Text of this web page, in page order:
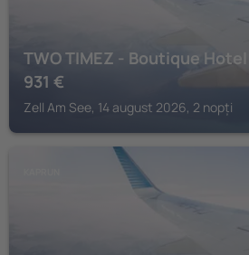
TWO TIMEZ - Boutique Hotel
931 €
Zell Am See, 14 august 2026, 2 nopți